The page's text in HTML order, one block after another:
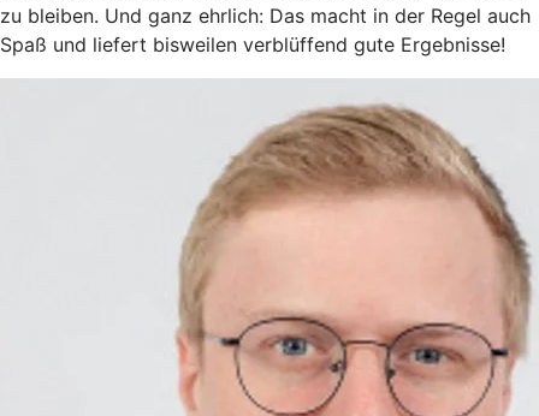
zu bleiben. Und ganz ehrlich: Das macht in der Regel auch
Spaß und liefert bisweilen verblüffend gute Ergebnisse!